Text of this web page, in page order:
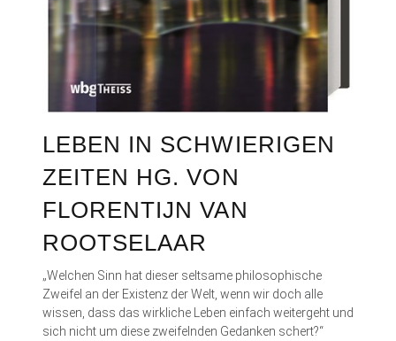
LEBEN IN SCHWIERIGEN
ZEITEN HG. VON
FLORENTIJN VAN
ROOTSELAAR
„Welchen Sinn hat dieser seltsame philosophische
Zweifel an der Existenz der Welt, wenn wir doch alle
wissen, dass das wirkliche Leben einfach weitergeht und
sich nicht um diese zweifelnden Gedanken schert?“